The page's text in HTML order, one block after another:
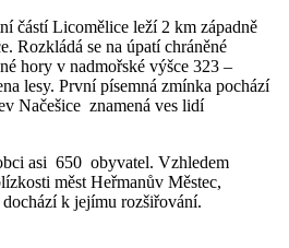
částí Licomělice leží 2 km západně
Rozkládá se na úpatí chráněné
hory v nadmořské výšce 323 –
lesy. První písemná zmínka pochází
Načešice znamená ves lidí
asi 650 obyvatel. Vzhledem
měst Heřmanův Městec,
k jejímu rozšiřování.